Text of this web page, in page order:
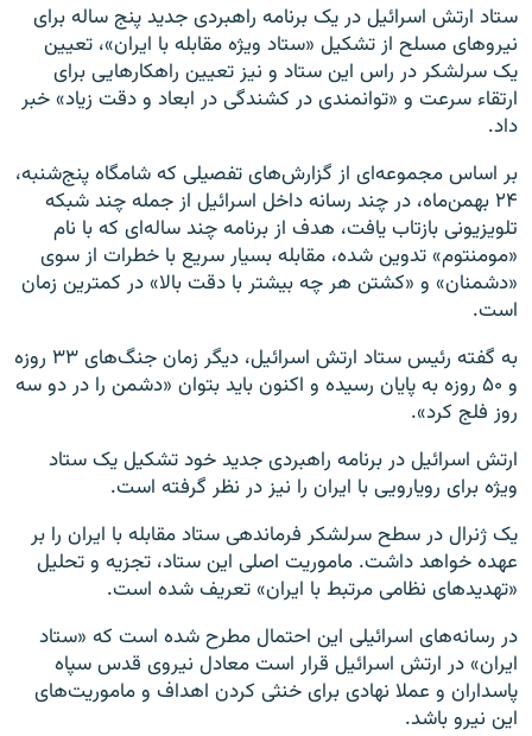
ستاد ارتش اسرائیل در یک برنامه راهبردی جدید پنج ساله برای
نیروهای مسلح از تشکیل «ستاد ویژه مقابله با ایران»، تعیین
یک سرلشکر در راس این ستاد و نیز تعیین راهکارهایی برای
ارتقاء سرعت و «توانمندی در کشندگی در ابعاد و دقت زیاد» خبر
داد.
بر اساس مجموعه‌ای از گزارش‌های تفصیلی که شامگاه پنج‌شنبه،
۲۴ بهمن‌ماه، در چند رسانه داخل اسرائیل از جمله چند شبکه
تلویزیونی بازتاب یافت، هدف از برنامه چند ساله‌ای که با نام
«مومنتوم» تدوین شده، مقابله بسیار سریع با خطرات از سوی
«دشمنان» و «کشتن هر چه بیشتر با دقت بالا» در کمترین زمان
است.
به گفته رئیس ستاد ارتش اسرائیل، دیگر زمان جنگ‌های ۳۳ روزه
و ۵۰ روزه به پایان رسیده و اکنون باید بتوان «دشمن را در دو سه
روز فلج کرد».
ارتش اسرائیل در برنامه راهبردی جدید خود تشکیل یک ستاد
ویژه برای رویارویی با ایران را نیز در نظر گرفته است.
یک ژنرال در سطح سرلشکر فرماندهی ستاد مقابله با ایران را بر
عهده خواهد داشت. ماموریت اصلی این ستاد، تجزیه و تحلیل
«تهدیدهای نظامی مرتبط با ایران» تعریف شده است.
در رسانه‌های اسرائیلی این احتمال مطرح شده است که «ستاد
ایران» در ارتش اسرائیل قرار است معادل نیروی قدس سپاه
پاسداران و عملا نهادی برای خنثی کردن اهداف و ماموریت‌های
این نیرو باشد.